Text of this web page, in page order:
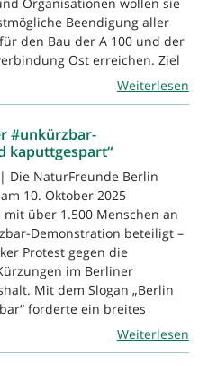
Organisationen wollen sie
Beendigung aller
den Bau der A 100 und der
Ost erreichen. Ziel
Weiterlesen
#unkürzbar-
kaputtgespart“
Die NaturFreunde Berlin
10. Oktober 2025
mit über 1.500 Menschen an
Demonstration beteiligt –
Protest gegen die
im Berliner
Mit dem Slogan „Berlin
forderte ein breites
Weiterlesen